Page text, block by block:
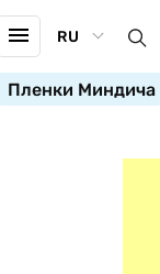
RU
Пленки Миндича